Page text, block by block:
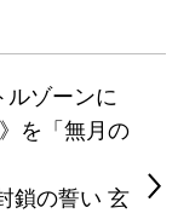
ルゾーンに
を「無月の
鎖の誓い 玄